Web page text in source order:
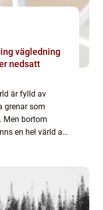
nedsatt
är fylld av
grenar som
Men bortom
en hel värld av